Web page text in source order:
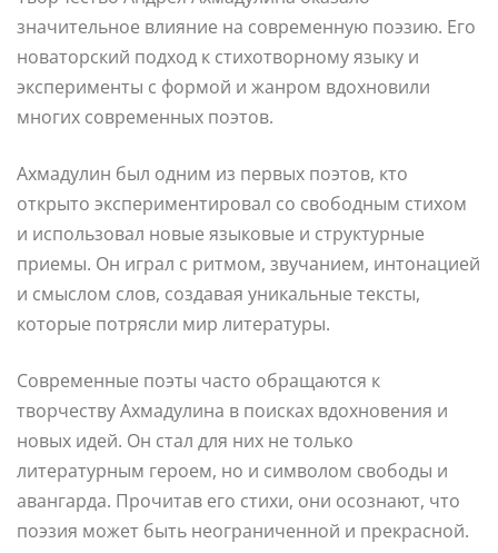
значительное влияние на современную поэзию. Его
новаторский подход к стихотворному языку и
эксперименты с формой и жанром вдохновили
многих современных поэтов.
Ахмадулин был одним из первых поэтов, кто
открыто экспериментировал со свободным стихом
и использовал новые языковые и структурные
приемы. Он играл с ритмом, звучанием, интонацией
и смыслом слов, создавая уникальные тексты,
которые потрясли мир литературы.
Современные поэты часто обращаются к
творчеству Ахмадулина в поисках вдохновения и
новых идей. Он стал для них не только
литературным героем, но и символом свободы и
авангарда. Прочитав его стихи, они осознают, что
поэзия может быть неограниченной и прекрасной.